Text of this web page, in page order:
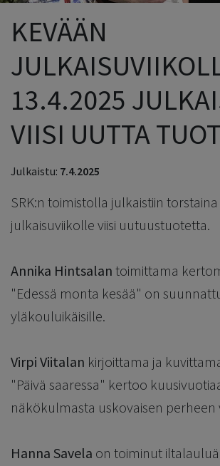
KEVÄÄN
13.4.2025
VIISI UUTTA
Julkaistu: 7.4.2025
SRK:n toimistolla julkaistiin
julkaisuviikolle viisi uutuustuotetta.
Annika Hintsalan toimittama
"Edessä monta kesää" on
yläkouluikäisille.
Virpi Viitalan kirjoittama ja
"Päivä saaressa" kertoo
näkökulmasta uskovaisen perheen
Hanna Savela on toiminut